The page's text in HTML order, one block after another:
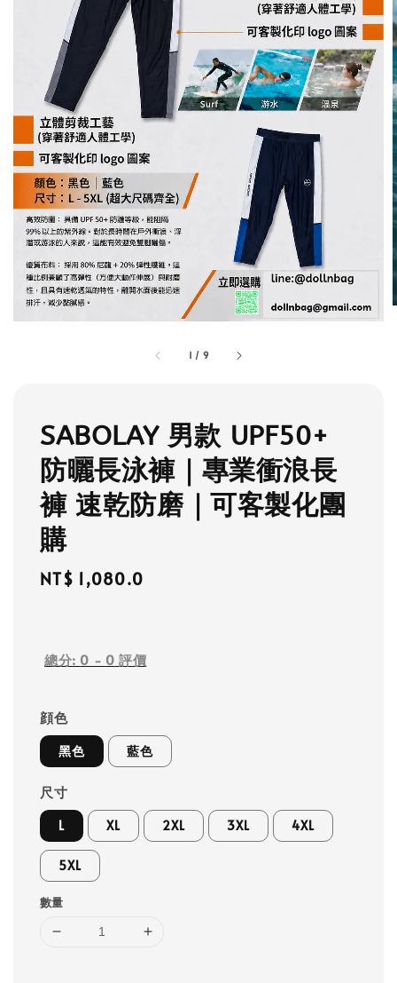
1 / 9
SABOLAY 男款 UPF50+
防曬長泳褲｜專業衝浪長
褲 速乾防磨｜可客製化團
購
Regular
NT$ 1,080.0
總分: 0 - 0 評價
顔色
黑色 藍色
尺寸
L XL 2XL 3XL 4XL
5XL
數量